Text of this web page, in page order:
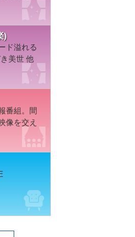
)
ド溢れる
美世 他
番組。間
像を交え